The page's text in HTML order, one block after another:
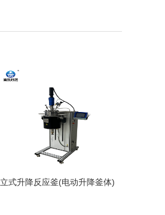
立式升降反应釜(电动升降釜体)